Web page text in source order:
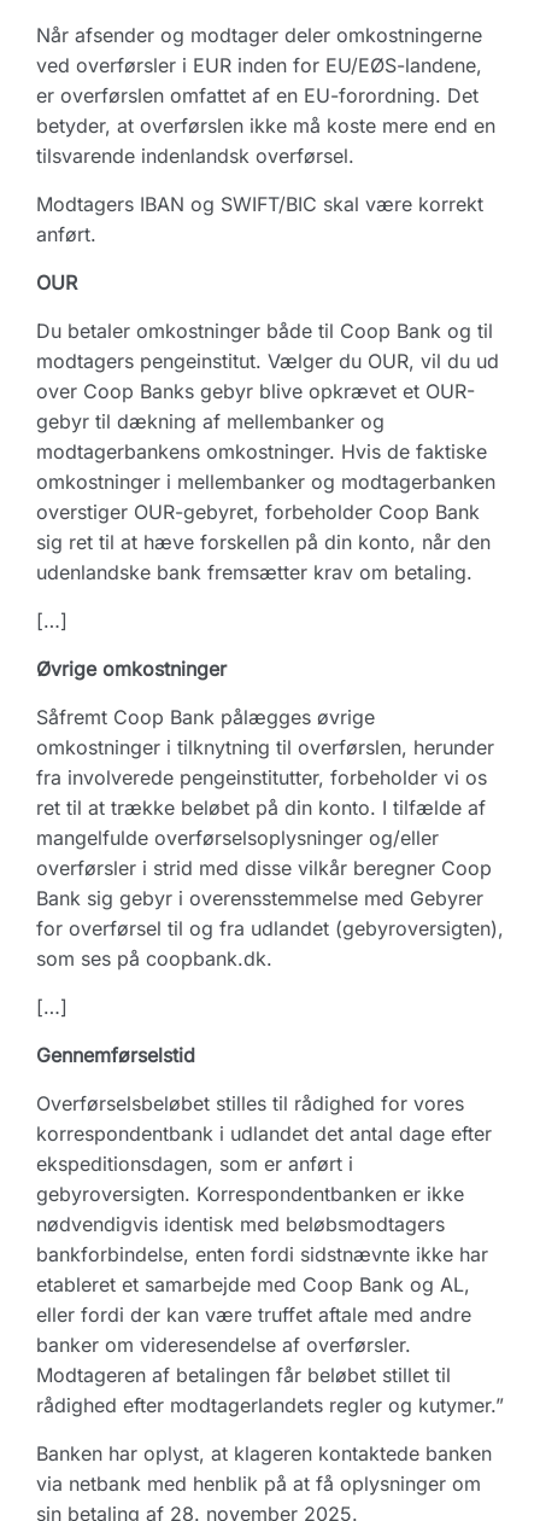
Når afsender og modtager deler omkostningerne
ved overførsler i EUR inden for EU/EØS-landene,
er overførslen omfattet af en EU-forordning. Det
betyder, at overførslen ikke må koste mere end en
tilsvarende indenlandsk overførsel.
Modtagers IBAN og SWIFT/BIC skal være korrekt
anført.
OUR
Du betaler omkostninger både til Coop Bank og til
modtagers pengeinstitut. Vælger du OUR, vil du ud
over Coop Banks gebyr blive opkrævet et OUR-
gebyr til dækning af mellembanker og
modtagerbankens omkostninger. Hvis de faktiske
omkostninger i mellembanker og modtagerbanken
overstiger OUR-gebyret, forbeholder Coop Bank
sig ret til at hæve forskellen på din konto, når den
udenlandske bank fremsætter krav om betaling.
[…]
Øvrige omkostninger
Såfremt Coop Bank pålægges øvrige
omkostninger i tilknytning til overførslen, herunder
fra involverede pengeinstitutter, forbeholder vi os
ret til at trække beløbet på din konto. I tilfælde af
mangelfulde overførselsoplysninger og/eller
overførsler i strid med disse vilkår beregner Coop
Bank sig gebyr i overensstemmelse med Gebyrer
for overførsel til og fra udlandet (gebyroversigten),
som ses på coopbank.dk.
[…]
Gennemførselstid
Overførselsbeløbet stilles til rådighed for vores
korrespondentbank i udlandet det antal dage efter
ekspeditionsdagen, som er anført i
gebyroversigten. Korrespondentbanken er ikke
nødvendigvis identisk med beløbsmodtagers
bankforbindelse, enten fordi sidstnævnte ikke har
etableret et samarbejde med Coop Bank og AL,
eller fordi der kan være truffet aftale med andre
banker om videresendelse af overførsler.
Modtageren af betalingen får beløbet stillet til
rådighed efter modtagerlandets regler og kutymer.”
Banken har oplyst, at klageren kontaktede banken
via netbank med henblik på at få oplysninger om
sin betaling af 28. november 2025.